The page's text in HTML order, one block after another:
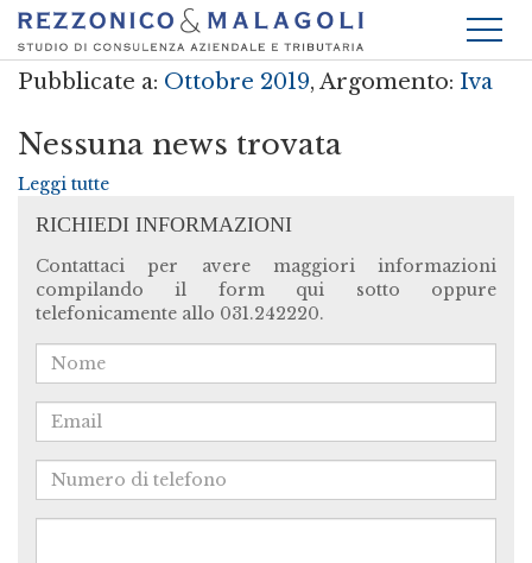
Pubblicate a: Ottobre 2019, Argomento: Iva
Nessuna news trovata
Leggi tutte
RICHIEDI INFORMAZIONI
Contattaci per avere maggiori informazioni
compilando il form qui sotto oppure
telefonicamente allo 031.242220.